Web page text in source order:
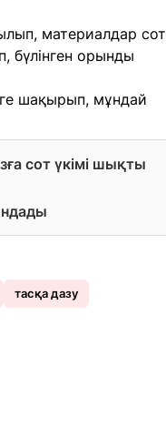
материалдар сот
бүлінген орынды
шақырып, мұндай
сот үкімі шықты
тасқа дазу